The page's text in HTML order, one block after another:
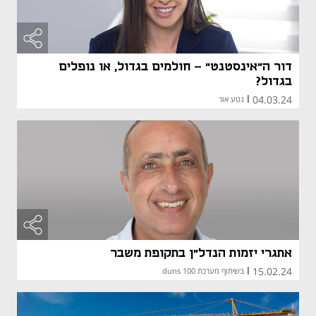
דור ה"אינסטנט" - חולמים בגדול, או נופלים
בגדול?
04.03.24 נטע אור
אתגרי יזמות הנדל"ן בתקופת משבר
15.02.24 בשיתוף מערכת duns 100